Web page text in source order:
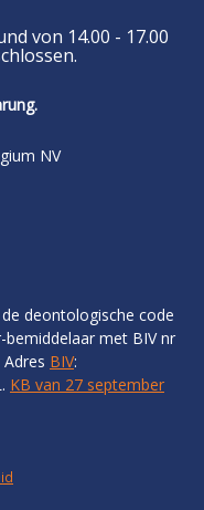
von 14.00 - 17.00
NV
deontologische code
bemiddelaar met BIV nr
BIV:
KB van 27 september